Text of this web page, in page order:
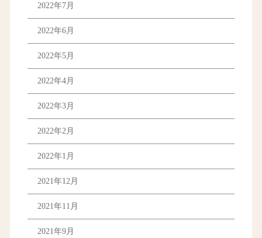
2022年7月
2022年6月
2022年5月
2022年4月
2022年3月
2022年2月
2022年1月
2021年12月
2021年11月
2021年9月